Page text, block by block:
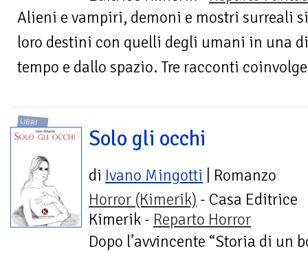
Alieni e vampiri, demoni e mostri surreali
loro destini con quelli degli umani in una
tempo e dallo spazio. Tre racconti
LIBRI
Solo gli occhi
di Ivano Mingotti | Romanzo
Horror (Kimerik) - Casa Editrice
Kimerik - Reparto Horror
Dopo l’avvincente “Storia di un